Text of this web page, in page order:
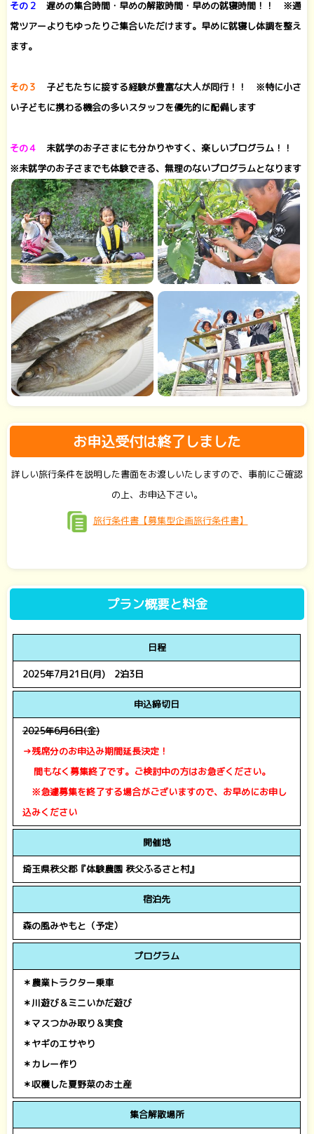
その２
遅めの集合時間・早めの解散時間・早めの就寝時間！！ ※通
常ツアーよりもゆったりご集合いただけます。早めに就寝し体調を整え
ます。
その３
子どもたちに接する経験が豊富な大人が同行！！ ※特に小さ
い子どもに携わる機会の多いスタッフを優先的に配備します
その４
未就学のお子さまにも分かりやすく、楽しいプログラム！！
※未就学のお子さまでも体験できる、無理のないプログラムとなります
お申込受付は終了しました
詳しい旅行条件を説明した書面をお渡しいたしますので、事前にご確認
の上、お申込下さい。
旅行条件書【募集型企画旅行条件書】
プラン概要と料金
日程
2025年7月21日(月) 2泊3日
申込締切日
2025年6月6日(金)
→残席分のお申込み期間延長決定！
間もなく募集終了です。ご検討中の方はお急ぎください。
※急遽募集を終了する場合がございますので、お早めにお申し
込みください
開催地
埼玉県秩父郡『体験農園 秩父ふるさと村』
宿泊先
森の風みやもと（予定）
プログラム
＊農業トラクター乗車
＊川遊び＆ミニいかだ遊び
＊マスつかみ取り＆実食
＊ヤギのエサやり
＊カレー作り
＊収穫した夏野菜のお土産
集合解散場所